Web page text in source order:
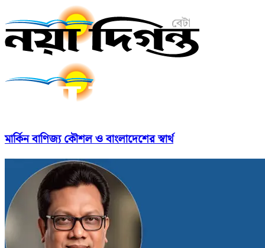
মার্কিন বাণিজ্য কৌশল ও বাংলাদেশের স্বার্থ